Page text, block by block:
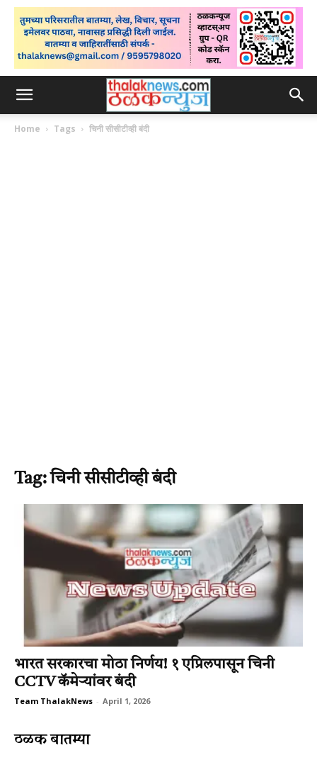
Home Tags चिनी सीसीटीव्ही बंदी
Tag: चिनी सीसीटीव्ही बंदी
भारत सरकारचा मोठा निर्णय! १ एप्रिलपासून चिनी
CCTV कॅमेऱ्यांवर बंदी
Team ThalakNews - April 1, 2026
ठळक बातम्या